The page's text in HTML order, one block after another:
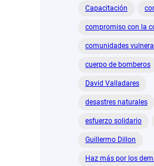
Capacitación
compromiso con la
comunidades
cuerpo de bomberos
David Valladares
desastres naturales
esfuerzo solidario
Guillermo Dillon
Haz más por los